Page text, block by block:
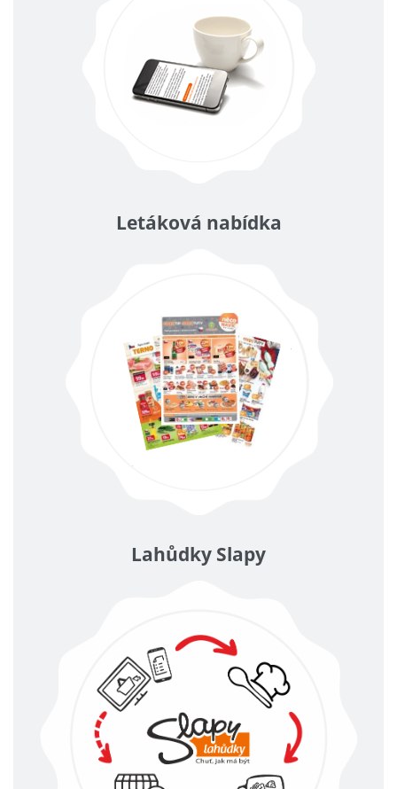
Letáková nabídka
Lahůdky Slapy